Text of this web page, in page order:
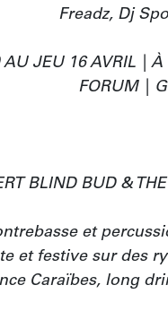
Freadz, Dj
JEU 16 AVRIL | À
FORUM |
BLIND BUD &
et
et festive sur des
Caraïbes, long